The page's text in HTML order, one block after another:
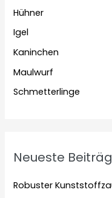
Hühner
Igel
Kaninchen
Maulwurf
Schmetterlinge
Neueste
Robuster